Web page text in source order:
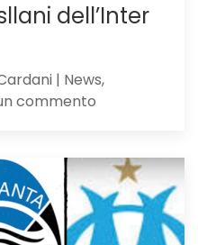
dell’Inter
| News,
commento
Asllani
dell’Inter
a
centrocampo